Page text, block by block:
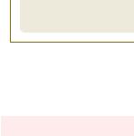
英語教育で大切
とお話ししてきま